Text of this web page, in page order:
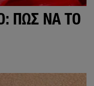
ΠΏΣ ΝΑ ΤΟ